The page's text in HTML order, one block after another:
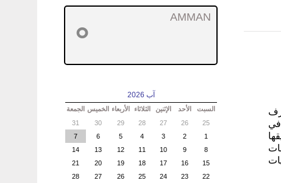
في
AMMAN
°
آب 2026
السبت الأحد الإثنين الثلاثاء الأربعاء الخميس الجمعة
25
26
27
28
29
30
31
1
2
3
4
5
6
7
8
9
10
11
12
13
14
15
16
17
18
19
20
21
22
23
24
25
26
27
28